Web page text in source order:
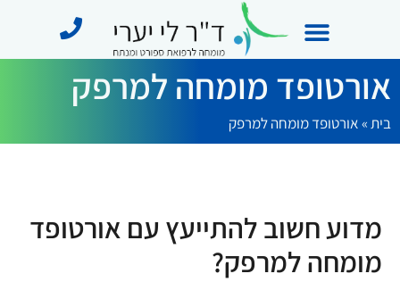
אורטופד מומחה למרפק
בית»אורטופד מומחה למרפק
מדוע חשוב להתייעץ עם אורטופד
מומחה למרפק?